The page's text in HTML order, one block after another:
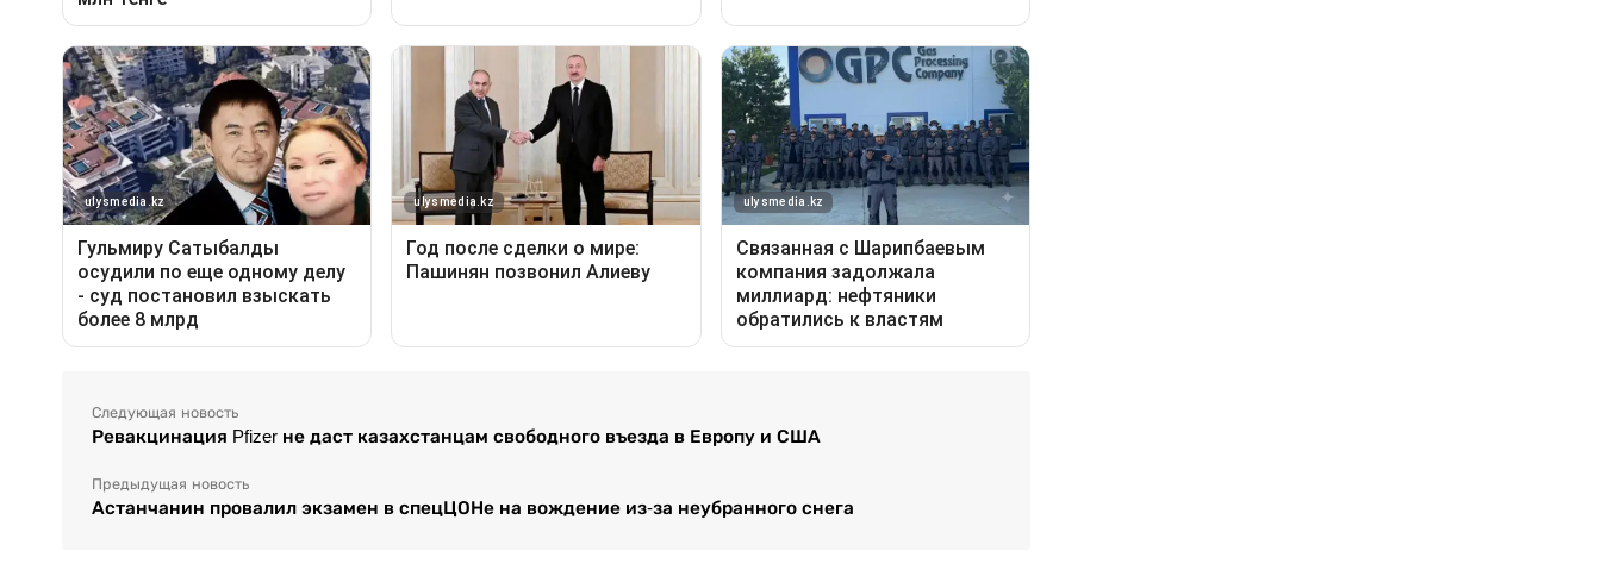
Следующая новость
Ревакцинация Pfizer не даст казахстанцам свободного въезда в Европу и США
Предыдущая новость
Астанчанин провалил экзамен в спецЦОНе на вождение из-за неубранного снега